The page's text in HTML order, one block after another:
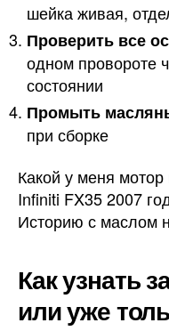
шейка живая,
Проверить все
одном провороте
состоянии
Промыть
при сборке
Какой у меня
Infiniti FX35 2007
Историю с маслом
Как узнать
или уже